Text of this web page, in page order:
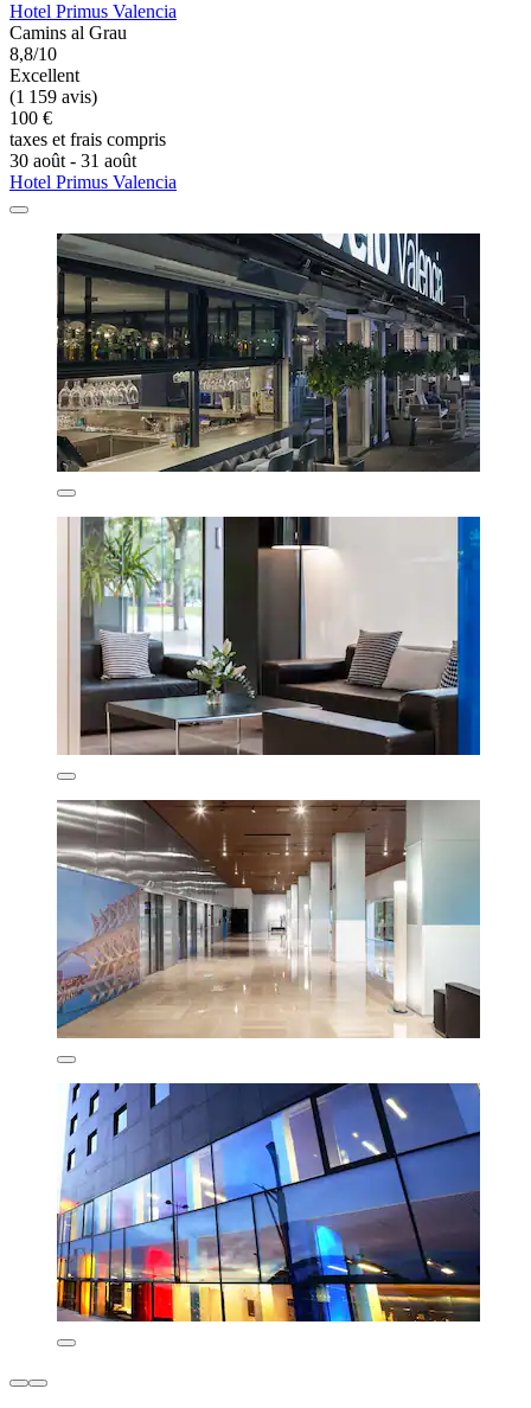
Hotel Primus Valencia
Camins al Grau
8,8/10
Excellent
(1 159 avis)
100 €
taxes et frais compris
30 août - 31 août
Hotel Primus Valencia